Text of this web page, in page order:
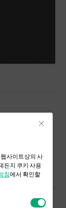
사이트상의 사
든지 쿠키 사용
침에서 확인할
Close